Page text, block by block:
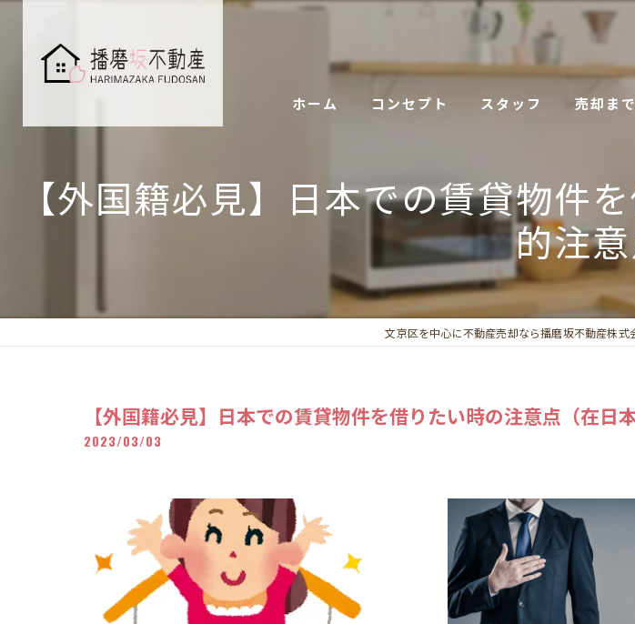
ホーム コンセプト スタッフ 売却ま
【外国籍必見】日本での賃貸物件
的注
文京区を中心に不動産売却なら播磨坂不動産株式
【外国籍必見】日本での賃貸物件を借りたい時の注意点（在日
2023/03/03